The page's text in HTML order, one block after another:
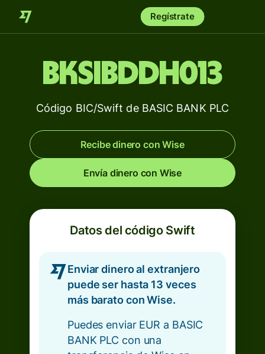
Regístrate
BKSIBDDH013
Código BIC/Swift de BASIC BANK PLC
Recibe dinero con Wise
Envía dinero con Wise
Datos del código Swift
Enviar dinero al extranjero
puede ser hasta 13 veces
más barato con Wise.
Puedes enviar EUR a BASIC
BANK PLC con una